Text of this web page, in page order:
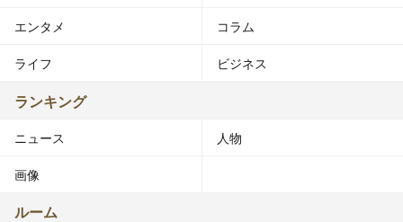
エンタメ コラム
ライフ ビジネス
ランキング
ニュース 人物
画像
ルーム